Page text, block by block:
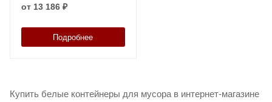
от 13 186 ₽
Подробнее
Купить белые контейнеры для мусора в интернет-магазине